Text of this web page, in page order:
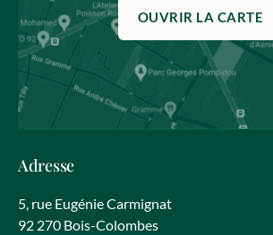
OUVRIR LA CARTE
Adresse
5, rue Eugénie Carmignat
92 270 Bois-Colombes